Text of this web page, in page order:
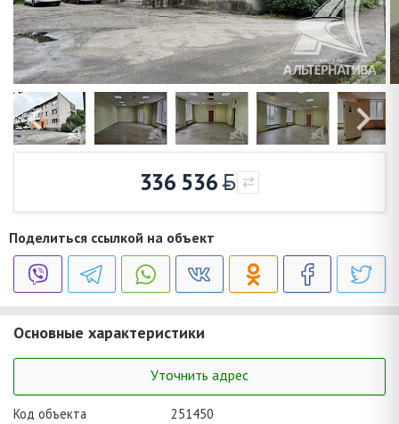
336 536
Поделиться ссылкой на объект
Основные характеристики
Уточнить адрес
Код объекта
251450